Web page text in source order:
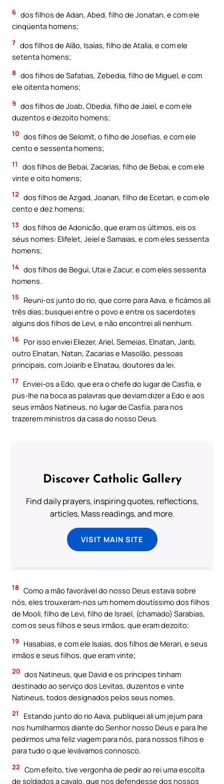
6 dos filhos de Adan, Abed, filho de Jonatan, e com ele
cinqüenta homens;
7 dos filhos de Alão, Isaías, filho de Atalia, e com ele
setenta homens;
8 dos filhos de Safatias, Zebedia, filho de Miguel, e com
ele oitenta homens;
9 dos filhos de Joab, Obedia, filho de Jaiel, e com ele
duzentos e dezoito homens;
10 dos filhos de Selomit, o filho de Josefias, e com ele
cento e sessenta homens;
11
dos filhos de Bebai, Zacarias, filho de Bebai, e com ele
vinte e oito homens;
12 dos filhos de Azgad, Joanan, filho de Ecetan, e com ele
cento e dez homens;
13 dos filhos de Adonicão, que eram os últimos, eis os
séus nomes: Elifelet, Jeiel e Samaias, e com eles sessenta
homens;
14 dos filhos de Begui, Utai e Zacur, e com eles sessenta
homens.
15
Reuni-os junto do rio, que corre para Aava, e ficámos ali
três dias; busquei entre o povo e entre os sacerdotes
alguns dos filhos de Levi, e não encontrei ali nenhum.
16 Por isso enviei Eliezer, Ariel, Semeias, Elnatan, Jarib,
outro Elnatan, Natan, Zacarias e Masolão, pessoas
principais, com Joiarib e Elnatau, doutores da lei.
17 Enviei-os a Edo, que era o chefe do lugar de Casfia, e
pus-lhe na boca as palavras que deviam dizer a Edo e aos
seus irmãos Natineus, no lugar de Casfia, para nos
trazerem ministros da casa do nosso Deus.
Discover Catholic Gallery
Find daily prayers, inspiring quotes, reflections,
articles, Mass readings, and more.
VISIT MAIN SITE
18 Como a mão favorável do nosso Deus estava sobre
nós, eles trouxeram-nos um homem doutíssimo dos filhos
de Mooli, filho de Levi, filho de Israel, (chamado) Sarabias,
com os seus filhos e seus irmãos, que eram dezoito;
19
Hasabias, e com ele Isaías, dos filhos de Merari, e seus
irmãos e seus filhos, que eram vinte;
20 dos Natineus, que David e os príncipes tinham
destinado ao serviço dos Levitas, duzentos e vinte
Natineus, todos designados pelos seus nomes.
21
Estando junto do rio Aava, publiquei ali um jejum para
nos humilharmos diante do Senhor nosso Deus e para lhe
pedirmos uma feliz viagem para nós, para nossos filhos e
para tudo o que levávamos connosco.
22 Com efeito, tive vergonha de pedir ao rei uma escolta
de soldados a cavalo, que nos defendesse dos nossos